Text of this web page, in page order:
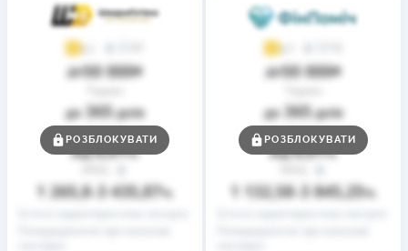
4,1
до50 000₴
до 365днів
Ставка
від0,01%
1 265,8 3 435,87%
РОЗБЛОКУВАТИ
4,7
до50 000₴
до 365днів
Ставка
від0,01%
1 132,58 3 845,25%
РОЗБЛОКУВАТИ